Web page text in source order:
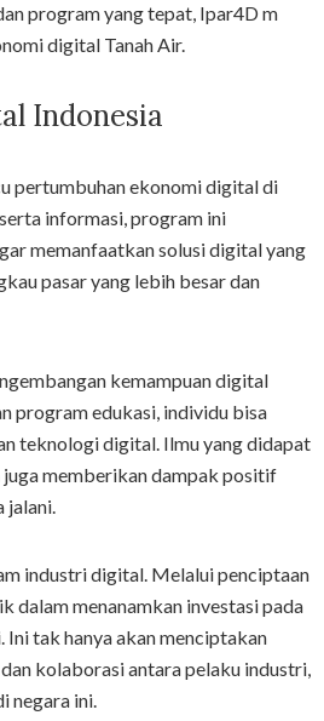
program yang tepat, Ipar4D m
digital Tanah Air.
Indonesia
pertumbuhan ekonomi digital di
informasi, program ini
memanfaatkan solusi digital yang
pasar yang lebih besar dan
kemampuan digital
program edukasi, individu bisa
teknologi digital. Ilmu yang didapat
juga memberikan dampak positif
jalani.
industri digital. Melalui penciptaan
dalam menanamkan investasi pada
tak hanya akan menciptakan
kolaborasi antara pelaku industri,
negara ini.